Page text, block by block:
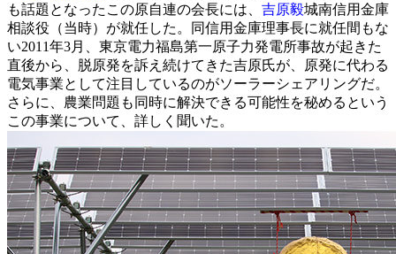
も話題となったこの原自連の会長には、 吉原毅城南信用金庫
相談役（当時）が就任した。同信用金庫理事長に就任間もな
い2011年3月、東京電力福島第一原子力発電所事故が起きた
直後から、脱原発を訴え続けてきた吉原氏が、原発に代わる
電気事業として注目しているのがソーラーシェアリングだ。
さらに、農業問題も同時に解決できる可能性を秘めるという
この事業について、詳しく聞いた。